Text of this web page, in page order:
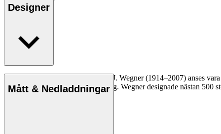
Läs mer
Designer
Den danske möbeldesignern Hans J. Wegner (1914–2007) anses
kompromisslösa syn på formgivning. Wegner designade nästan 500
Mått & Nedladdningar